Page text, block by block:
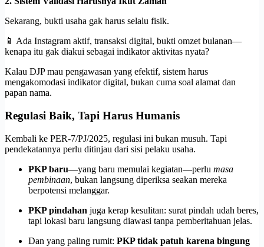
Sekarang, bukti usaha gak harus selalu fisik.
📱 Ada Instagram aktif, transaksi digital, bukti omzet bulanan—
kenapa itu gak diakui sebagai indikator aktivitas nyata?
Kalau DJP mau pengawasan yang efektif, sistem harus
mengakomodasi indikator digital, bukan cuma soal alamat dan
papan nama.
Regulasi Baik, Tapi Harus Humanis
Kembali ke PER-7/PJ/2025, regulasi ini bukan musuh. Tapi
pendekatannya perlu ditinjau dari sisi pelaku usaha.
PKP baru—yang baru memulai kegiatan—perlu masa
pembinaan, bukan langsung diperiksa seakan mereka
berpotensi melanggar.
PKP pindahan juga kerap kesulitan: surat pindah udah beres,
tapi lokasi baru langsung diawasi tanpa pemberitahuan jelas.
Dan yang paling rumit: PKP tidak patuh karena bingung